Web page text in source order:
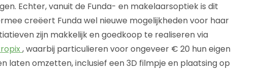
Echter, vanuit de Funda- en makelaarsoptiek is dit
creëert Funda wel nieuwe mogelijkheden voor haar
zijn makkelijk en goedkoop te realiseren via
, waarbij particulieren voor ongeveer € 20 hun eigen
laten omzetten, inclusief een 3D filmpje en plaatsing op